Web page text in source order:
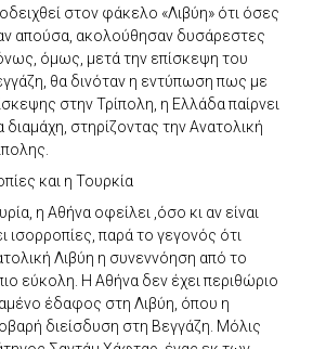
στον φάκελο «Λιβύη» ότι όσες
απούσα, ακολούθησαν δυσάρεστες
όμως, μετά την επίσκεψη του
θα δινόταν η εντύπωση πως με
στην Τρίπολη, η Ελλάδα παίρνει
στηρίζοντας την Ανατολική
και η Τουρκία
η Αθήνα οφείλει ,όσο κι αν είναι
ισορροπίες, παρά το γεγονός ότι
Λιβύη η συνεννόηση από το
εύκολη. Η Αθήνα δεν έχει περιθώριο
έδαφος στη Λιβύη, όπου η
διείσδυση στη Βεγγάζη. Μόλις